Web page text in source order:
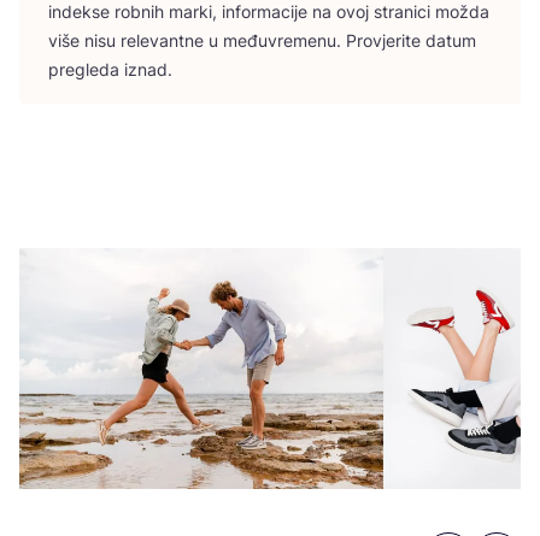
indek­se rob­nih mar­ki, infor­ma­ci­je na ovoj stra­ni­ci možda
više nisu rele­vant­ne u među­vre­me­nu. Pro­vje­ri­te datum
pre­gle­da iznad.